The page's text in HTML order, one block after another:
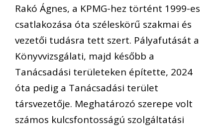
Rakó Ágnes, a KPMG-hez történt 1999-es
csatlakozása óta széleskörű szakmai és
vezetői tudásra tett szert. Pályafutását a
Könyvvizsgálati, majd később a
Tanácsadási területeken építette, 2024
óta pedig a Tanácsadási terület
társvezetője. Meghatározó szerepe volt
számos kulcsfontosságú szolgáltatási